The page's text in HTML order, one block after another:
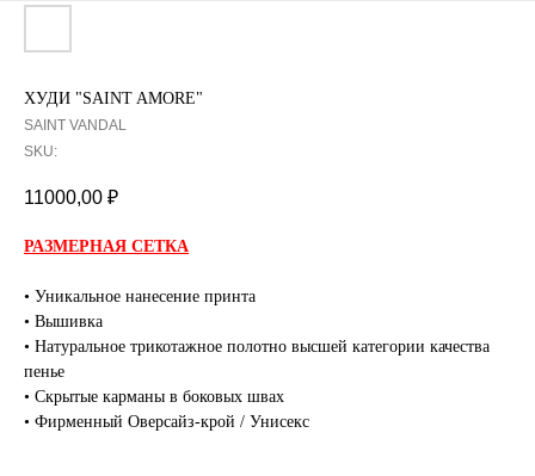
ХУДИ "SAINT AMORE"
SAINT VANDAL
SKU:
11000,00 ₽
РАЗМЕРНАЯ СЕТКА
• Уникальное нанесение принта
• Вышивка
• Натуральное трикотажное полотно высшей категории качества
пенье
• Скрытые карманы в боковых швах
• Фирменный Оверсайз-крой / Унисекс